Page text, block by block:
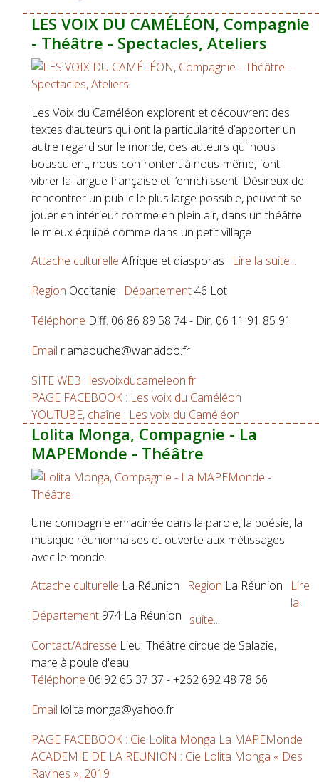
LES VOIX DU CAMÉLÉON, Compagnie
- Théâtre - Spectacles, Ateliers
Les Voix du Caméléon explorent et découvrent des
textes d’auteurs qui ont la particularité d’apporter un
autre regard sur le monde, des auteurs qui nous
bousculent, nous confrontent à nous-même, font
vibrer la langue française et l’enrichissent. Désireux de
rencontrer un public le plus large possible, peuvent se
jouer en intérieur comme en plein air, dans un théâtre
le mieux équipé comme dans un petit village
Attache culturelle Afrique et diasporas
Region Occitanie Département46 Lot
Téléphone Diff. 06 86 89 58 74 - Dir. 06 11 91 85 91
Email r.amaouche@wanadoo.fr
SITE WEB : lesvoixducameleon.fr
PAGE FACEBOOK : Les voix du Caméléon
YOUTUBE, chaîne : Les voix du Caméléon
Lire la suite...
Lolita Monga, Compagnie - La
MAPEMonde - Théâtre
Une compagnie enracinée dans la parole, la poésie, la
musique réunionnaises et ouverte aux métissages
avec le monde.
Attache culturelle La Réunion Region La Réunion
Département 974 La Réunion
Contact/Adresse Lieu: Théâtre cirque de Salazie,
mare à poule d'eau
Téléphone 06 92 65 37 37 - +262 692 48 78 66
Email lolita.monga@yahoo.fr
PAGE FACEBOOK : Cie Lolita Monga La MAPEMonde
ACADEMIE DE LA REUNION : Cie Lolita Monga « Des
Ravines », 2019
Lire
la
suite...